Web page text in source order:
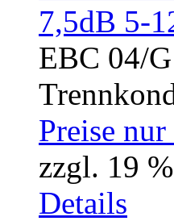
EBC 04/
Preise
zzgl. 19
Details